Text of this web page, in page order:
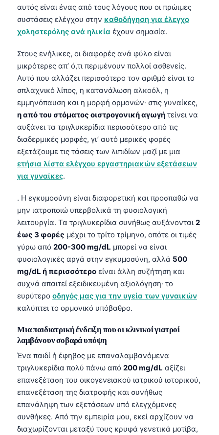
αυτός είναι ένας από τους λόγους που οι πρώιμες
συστάσεις ελέγχου στην καθοδήγηση για έλεγχο
χοληστερόλης ανά ηλικία έχουν σημασία.
Στους ενήλικες, οι διαφορές ανά φύλο είναι
μικρότερες απ’ ό,τι περιμένουν πολλοί ασθενείς.
Αυτό που αλλάζει περισσότερο τον αριθμό είναι το
σπλαχνικό λίπος, η κατανάλωση αλκοόλ, η
εμμηνόπαυση και η μορφή ορμονών· στις γυναίκες,
η από του στόματος οιστρογονική αγωγή τείνει να
αυξάνει τα τριγλυκερίδια περισσότερο από τις
διαδερμικές μορφές, γι’ αυτό μερικές φορές
εξετάζουμε τις τάσεις των λιπιδίων μαζί με μια
ετήσια λίστα ελέγχου εργαστηριακών εξετάσεων
για γυναίκες.
. Η εγκυμοσύνη είναι διαφορετική και προσπαθώ να
μην ιατροποιώ υπερβολικά τη φυσιολογική
λειτουργία. Τα τριγλυκερίδια συνήθως αυξάνονται 2
έως 3 φορές μέχρι το τρίτο τρίμηνο, οπότε οι τιμές
γύρω από 200-300 mg/dL μπορεί να είναι
φυσιολογικές αργά στην εγκυμοσύνη, αλλά 500
mg/dL ή περισσότερο είναι άλλη συζήτηση και
συχνά απαιτεί εξειδικευμένη αξιολόγηση· το
ευρύτερο οδηγός μας για την υγεία των γυναικών
καλύπτει το ορμονικό υπόβαθρο.
Μια παιδιατρική ένδειξη που οι κλινικοί γιατροί
λαμβάνουν σοβαρά υπόψη
Ένα παιδί ή έφηβος με επαναλαμβανόμενα
τριγλυκερίδια πολύ πάνω από 200 mg/dL αξίζει
επανεξέταση του οικογενειακού ιατρικού ιστορικού,
επανεξέταση της διατροφής και συνήθως
επανάληψη των εξετάσεων υπό ελεγχόμενες
συνθήκες. Από την εμπειρία μου, εκεί αρχίζουν να
διαχωρίζονται μεταξύ τους κρυφά γενετικά μοτίβα,